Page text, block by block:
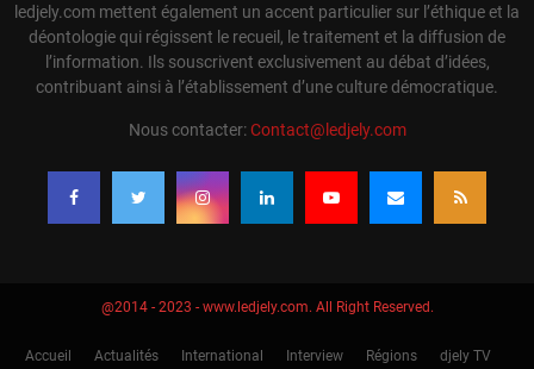
ledjely.com mettent également un accent particulier sur l’éthique et la
déontologie qui régissent le recueil, le traitement et la diffusion de
l’information. Ils souscrivent exclusivement au débat d’idées,
contribuant ainsi à l’établissement d’une culture démocratique.
Nous contacter:Contact@ledjely.com
@2014 - 2023 - www.ledjely.com. All Right Reserved.
Accueil Actualités International Interview Régions djely TV